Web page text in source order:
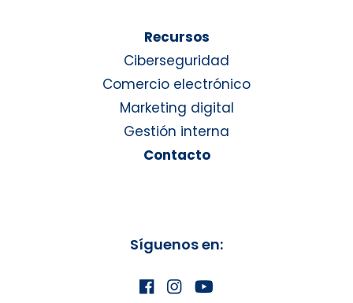
Recursos
Ciberseguridad
Comercio electrónico
Marketing digital
Gestión interna
Contacto
Síguenos en: